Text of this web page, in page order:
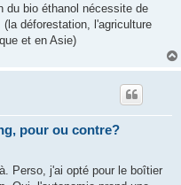
du bio éthanol nécessite de
déforestation, l'agriculture
et en Asie)
pour ou contre?
Perso, j'ai opté pour le boîtier